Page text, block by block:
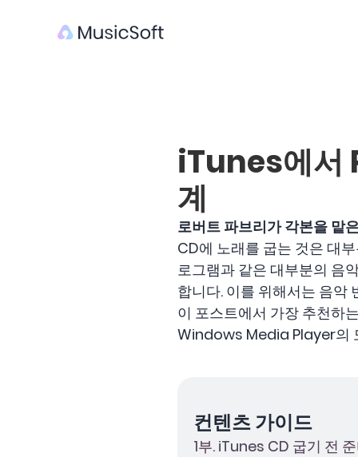
iTunes에서
계
로버트 파브리가 각본을 맡
CD에 노래를 굽는 것은 대
로그램과 같은 대부분의 음
합니다. 이를 위해서는 음악
이 포스트에서 가장 추천하
Windows Media Player의
컨텐츠 가이드
1부. iTunes CD 굽기 전